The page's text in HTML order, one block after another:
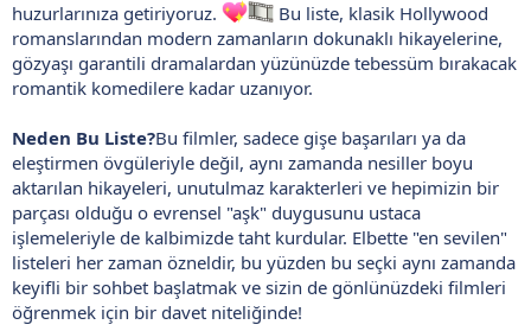
huzurlarınıza getiriyoruz.
Bu liste, klasik Hollywood
romanslarından modern zamanların dokunaklı hikayelerine,
gözyaşı garantili dramalardan yüzünüzde tebessüm bırakacak
romantik komedilere kadar uzanıyor.
Neden Bu Liste?Bu filmler, sadece gişe başarıları ya da
eleştirmen övgüleriyle değil, aynı zamanda nesiller boyu
aktarılan hikayeleri, unutulmaz karakterleri ve hepimizin bir
parçası olduğu o evrensel "aşk" duygusunu ustaca
işlemeleriyle de kalbimizde taht kurdular. Elbette "en sevilen"
listeleri her zaman özneldir, bu yüzden bu seçki aynı zamanda
keyifli bir sohbet başlatmak ve sizin de gönlünüzdeki filmleri
öğrenmek için bir davet niteliğinde!